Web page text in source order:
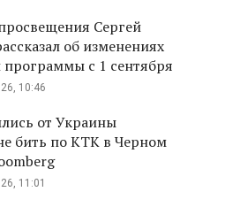
Сергей
об изменениях
с 1 сентября
10:46
от Украины
бить по КТК в Черном
11:01